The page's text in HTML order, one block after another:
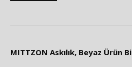
MITTZON Askılık, Beyaz Ürün